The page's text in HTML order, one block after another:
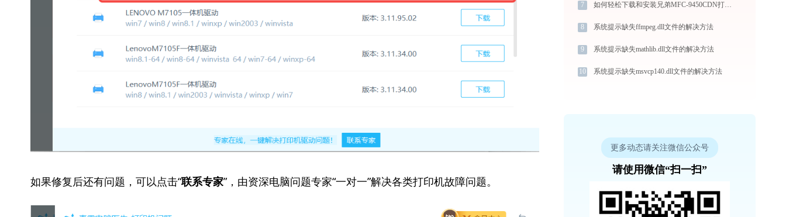
如果修复后还有问题，可以点击“联系专家”，由资深电脑问题专家“一对一”解决各类打印机故障问题。
7 如何轻松下载和安装兄弟MFC-9450CDN打印机驱动？跟着这篇指南走
8 系统提示缺失ffmpeg.dll文件的解决方法
9 系统提示缺失mathlib.dll文件的解决方法
10 系统提示缺失msvcp140.dll文件的解决方法
更多动态请关注微信公众号
请使用微信“扫一扫”